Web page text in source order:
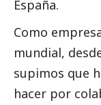
España.
Como
mundial,
supimos que
hacer por